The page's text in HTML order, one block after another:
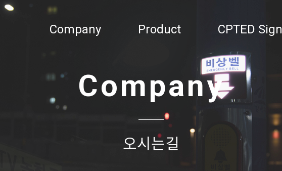
Company Product CPTED Sign
Company
오시는길